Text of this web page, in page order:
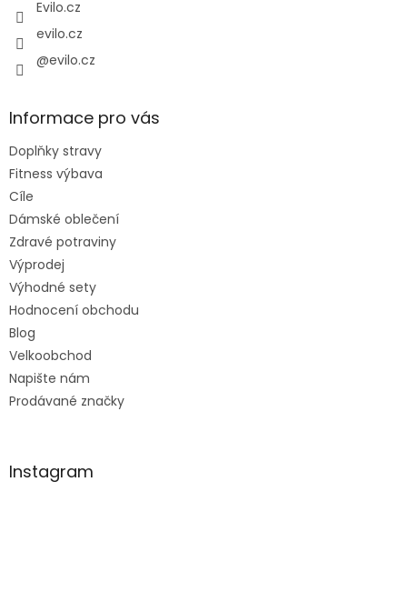
Evilo.cz
evilo.cz
@evilo.cz
Informace pro vás
Doplňky stravy
Fitness výbava
Cíle
Dámské oblečení
Zdravé potraviny
Výprodej
Výhodné sety
Hodnocení obchodu
Blog
Velkoobchod
Napište nám
Prodávané značky
Instagram